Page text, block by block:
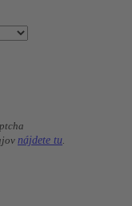
nájdete tu